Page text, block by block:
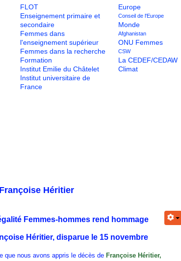
FLOT
Enseignement primaire et
secondaire
Femmes dans
l'enseignement supérieur
Femmes dans la recherche
Formation
Institut Emilie du Châtelet
Institut universitaire de
France
Europe
Conseil de l'Europe
Monde
Afghanistan
ONU Femmes
CSW
La CEDEF/CEDAW
Climat
Héritier
Femmes-hommes rend hommage
Héritier, disparue le 15 novembre
que nous avons appris le décès de Françoise Héritier,